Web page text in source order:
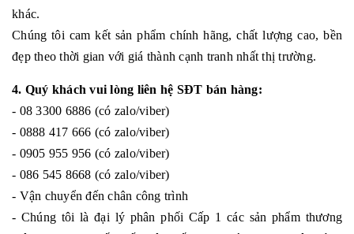
khác.
Chúng tôi cam kết sản phẩm chính hãng, chất lượng cao, bền
đẹp theo thời gian với giá thành cạnh tranh nhất thị trường.
4. Quý khách vui lòng liên hệ SĐT bán hàng:
- 08 3300 6886 (có zalo/viber)
- 0888 417 666 (có zalo/viber)
- 0905 955 956 (có zalo/viber)
- 086 545 8668 (có zalo/viber)
- Vận chuyển đến chân công trình
- Chúng tôi là đại lý phân phối Cấp 1 các sản phẩm thương